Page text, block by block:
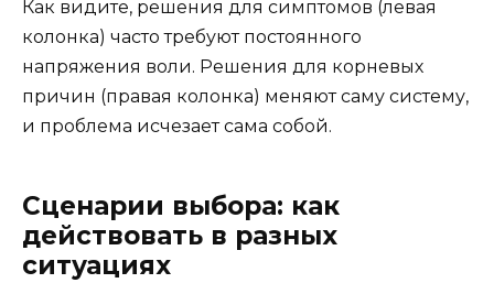
Как видите, решения для симптомов (левая
колонка) часто требуют постоянного
напряжения воли. Решения для корневых
причин (правая колонка) меняют саму систему,
и проблема исчезает сама собой.
Сценарии выбора: как
действовать в разных
ситуациях